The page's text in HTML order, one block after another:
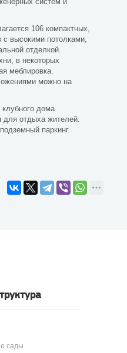
106 компактных,
с высокими потолками,
отделкой.
в некоторых
меблировка.
можно на
дома
для отдыха жителей.
паркинг.
сады